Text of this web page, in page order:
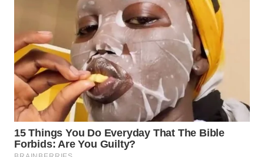
WN
BINTAN
WN
MANDALIKA
WN
LIKUPANG